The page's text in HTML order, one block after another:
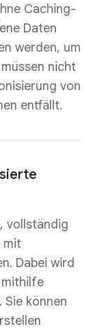
Caching-
Daten
werden, um
nicht
von
entfällt.
vollständig
mit
Dabei wird
mithilfe
Sie können